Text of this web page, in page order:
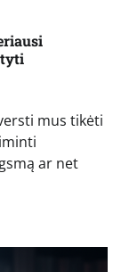
mus tikėti
ar net